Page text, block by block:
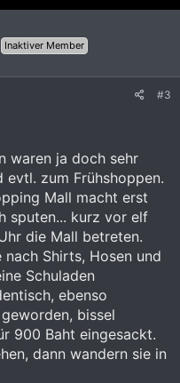
Inaktiver Member
#3
waren ja doch sehr
evtl. zum Frühshoppen.
Mall macht erst
sputen... kurz vor elf
die Mall betreten.
nach Shirts, Hosen und
Schuladen
ebenso
bissel
900 Baht eingesackt.
dann wandern sie in